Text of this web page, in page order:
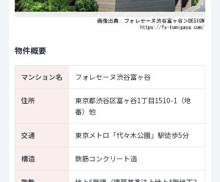
物件概要
マンション名 フォレセーヌ渋谷富ヶ谷
住所
東京都渋谷区富ヶ谷1丁目1510-1（地
番）他
交通 東京メトロ「代々木公園」駅徒歩5分
構造 鉄筋コンクリート造